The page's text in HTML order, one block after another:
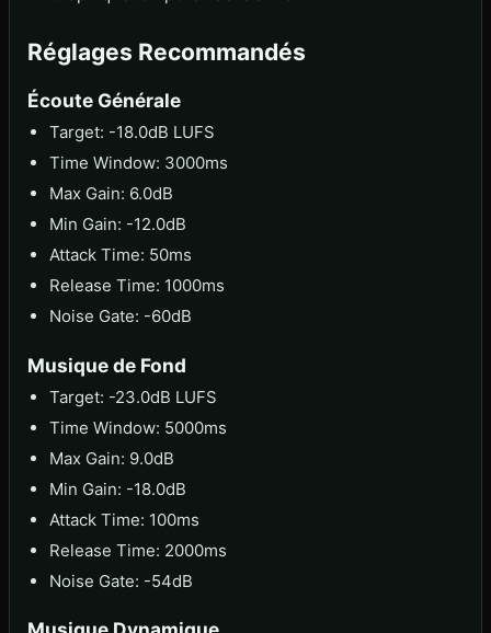
Réglages Recommandés
Écoute Générale
Target: -18.0dB LUFS
Time Window: 3000ms
Max Gain: 6.0dB
Min Gain: -12.0dB
Attack Time: 50ms
Release Time: 1000ms
Noise Gate: -60dB
Musique de Fond
Target: -23.0dB LUFS
Time Window: 5000ms
Max Gain: 9.0dB
Min Gain: -18.0dB
Attack Time: 100ms
Release Time: 2000ms
Noise Gate: -54dB